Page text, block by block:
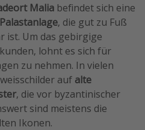
Malia befindet sich eine
Palastanlage, die gut zu Fuß
ist. Um das gebirgige
lohnt es sich für
zu nehmen. In vielen
auf alte
, die vor byzantinischer
sind meistens die
Ikonen.